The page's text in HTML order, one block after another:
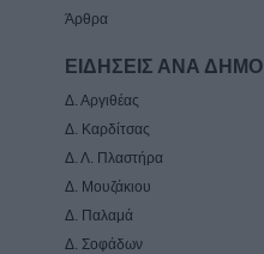
Άρθρα
ΕΙΔΗΣΕΙΣ ΑΝΑ ΔΗΜΟ
Δ. Αργιθέας
Δ. Καρδίτσας
Δ. Λ. Πλαστήρα
Δ. Μουζάκιου
Δ. Παλαμά
Δ. Σοφάδων